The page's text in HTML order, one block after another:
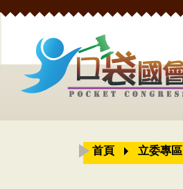
首頁 立委專區